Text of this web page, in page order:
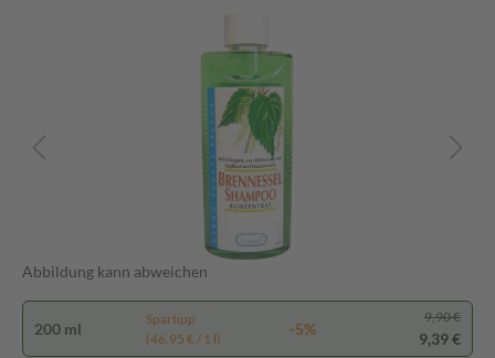
Abbildung kann abweichen
200 ml
Spartipp
(46,95 € / 1 l)
-5%
9,90 €
9,39 €